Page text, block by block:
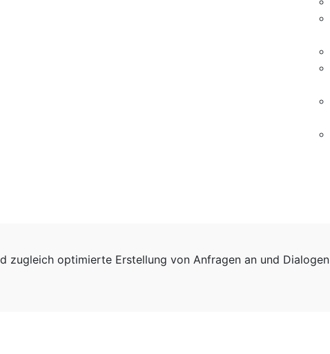
zugleich optimierte Erstellung von Anfragen an und Dialogen